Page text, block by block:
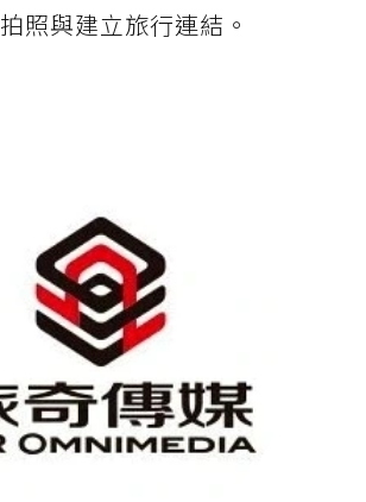
照與建立旅行連結。